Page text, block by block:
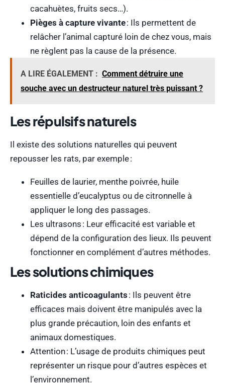
cacahuètes, fruits secs…).
Pièges à capture vivante: Ils permettent de
relâcher l’animal capturé loin de chez vous, mais
ne règlent pas la cause de la présence.
A LIRE ÉGALEMENT : Comment détruire une
souche avec un destructeur naturel très puissant ?
Les répulsifs naturels
Il existe des solutions naturelles qui peuvent
repousser les rats, par exemple :
Feuilles de laurier, menthe poivrée, huile
essentielle d’eucalyptus ou de citronnelle à
appliquer le long des passages.
Les ultrasons : Leur efficacité est variable et
dépend de la configuration des lieux. Ils peuvent
fonctionner en complément d’autres méthodes.
Les solutions chimiques
Raticides anticoagulants : Ils peuvent être
efficaces mais doivent être manipulés avec la
plus grande précaution, loin des enfants et
animaux domestiques.
Attention : L’usage de produits chimiques peut
représenter un risque pour d’autres espèces et
l’environnement.